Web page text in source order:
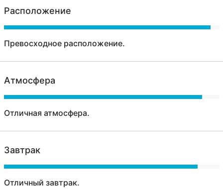
Расположение
Превосходное расположение.
Атмосфера
Отличная атмосфера.
Завтрак
Отличный завтрак.